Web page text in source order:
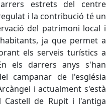
estrets del centre
i la contribució té un
del patrimoni local i
ja que permet a
els serveis turístics a
els darrers anys s'han
campanar de l'església
i actualment s'està
de Rupit i l'antiga